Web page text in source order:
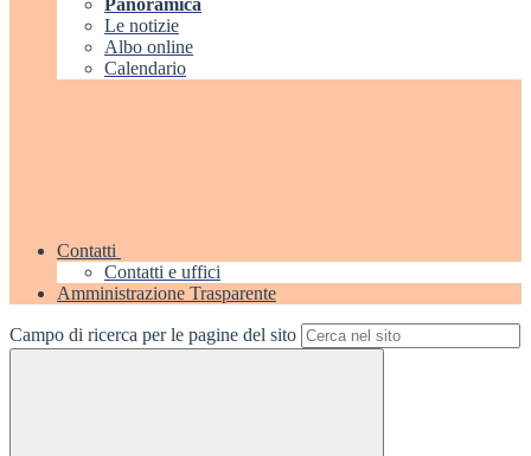
Panoramica
Le notizie
Albo online
Calendario
Contatti
Contatti e uffici
Amministrazione Trasparente
Campo di ricerca per le pagine del sito